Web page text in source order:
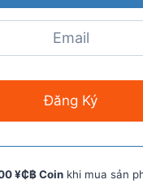
¥₵฿ Coin khi mua sản